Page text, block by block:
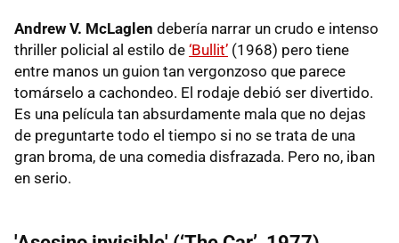
Andrew V. McLaglen debería narrar un crudo e intenso
thriller policial al estilo de ‘Bullit’ (1968) pero tiene
entre manos un guion tan vergonzoso que parece
tomárselo a cachondeo. El rodaje debió ser divertido.
Es una película tan absurdamente mala que no dejas
de preguntarte todo el tiempo si no se trata de una
gran broma, de una comedia disfrazada. Pero no, iban
en serio.